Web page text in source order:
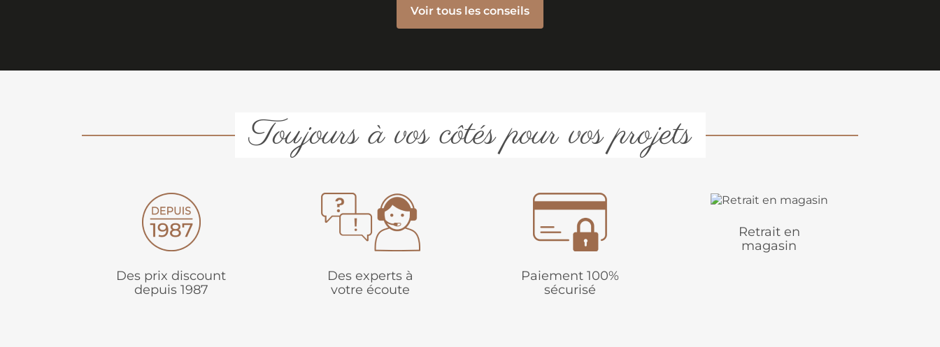
Voir tous les conseils
Toujours à vos côtés pour vos projets
Des prix discount
depuis 1987
Des experts à
votre écoute
Paiement 100%
sécurisé
Retrait en
magasin